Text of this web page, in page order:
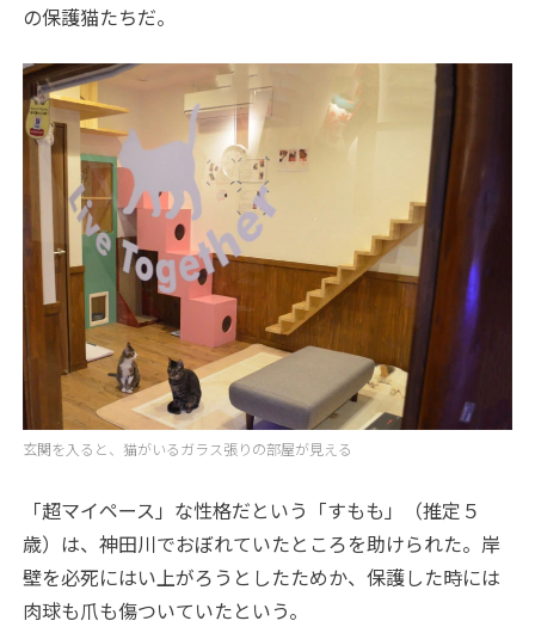
の保護猫たちだ。
玄関を入ると、猫がいるガラス張りの部屋が見える
「超マイペース」な性格だという「すもも」（推定５
歳）は、神田川でおぼれていたところを助けられた。岸
壁を必死にはい上がろうとしたためか、保護した時には
肉球も爪も傷ついていたという。